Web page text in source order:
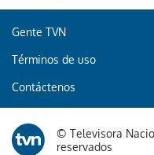
Gente TVN
Términos de uso
Contáctenos
© Televisora
reservados